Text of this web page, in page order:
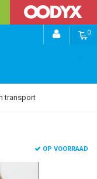
0
transport
OP VOORRAAD